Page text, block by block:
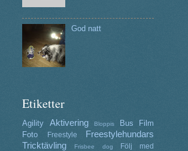
God natt
Etiketter
Agility Aktivering Bloppis Bus
Film
Foto
Freestyle
Freestylehundars
Tricktävling
Frisbee dog
Följ med